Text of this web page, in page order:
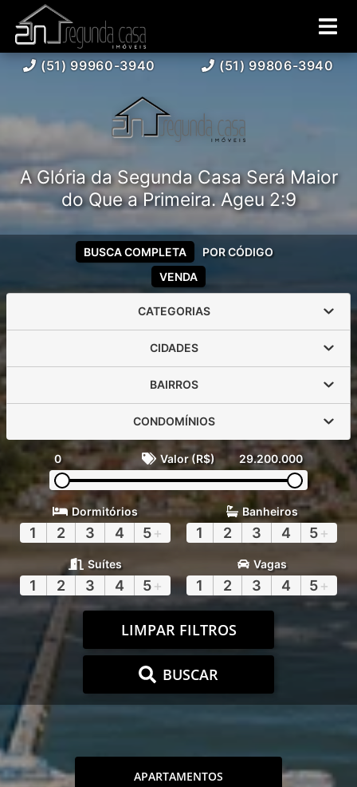
(51) 99960-3940 (51) 99806-3940
A Glória da Segunda Casa Será Maior
do Que a Primeira. Ageu 2:9
VENDA
BUSCA COMPLETA POR CÓDIGO
CATEGORIAS
CIDADES
BAIRROS
CONDOMÍNIOS
0 Valor (R$) 29.200.000
Dormitórios
1 2 3 4 5+
Banheiros
1 2 3 4 5+
Suítes
1 2 3 4 5+
Vagas
1 2 3 4 5+
LIMPAR FILTROS
BUSCAR
APARTAMENTOS